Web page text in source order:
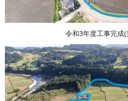
令和3年度工事完成